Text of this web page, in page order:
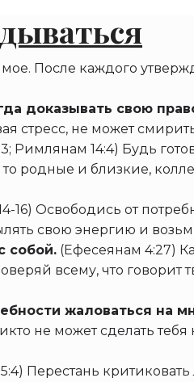
После каждого
доказывать свою
стресс, не может
Римлянам 14:4) Будь
родные и близкие,
16) Освободись от
свою энергию и
собой. (Ефесеянам 4:27)
всему, что
жаловаться на
не может сделать
Перестань